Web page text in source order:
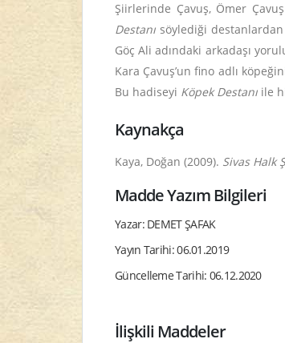
Şiirlerinde Çavuş, Ömer
Destanı söylediği destanlardan
Göç Ali adındaki arkadaşı
Kara Çavuş’un fino adlı
Bu hadiseyi Köpek Destanı ile
Kaynakça
Kaya, Doğan (2009). Sivas Halk
Madde Yazım Bilgileri
Yazar: DEMET ŞAFAK
Yayın Tarihi: 06.01.2019
Güncelleme Tarihi: 06.12.2020
İlişkili Maddeler